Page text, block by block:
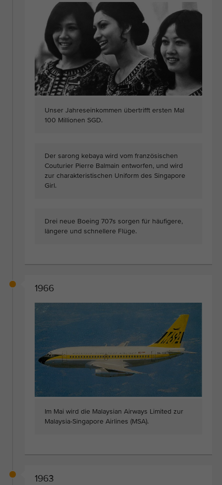
Unser Jahreseinkommen übertrifft ersten Mal
100 Millionen SGD.
Der sarong kebaya wird vom französischen
Couturier Pierre Balmain entworfen, und wird
zur charakteristischen Uniform des Singapore
Girl.
Drei neue Boeing 707s sorgen für häufigere,
längere und schnellere Flüge.
1966
Im Mai wird die Malaysian Airways Limited zur
Malaysia-Singapore Airlines (MSA).
1963